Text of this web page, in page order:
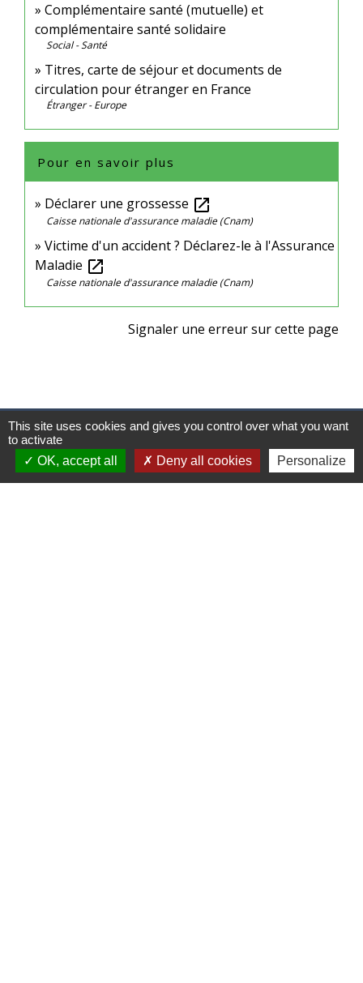
Complémentaire santé (mutuelle) et
complémentaire santé solidaire
Social - Santé
Titres, carte de séjour et documents de
circulation pour étranger en France
Étranger - Europe
Pour en savoir plus
Déclarer une grossesse open_in_new
Caisse nationale d'assurance maladie (Cnam)
Victime d'un accident ? Déclarez-le à l'Assurance
Maladie open_in_new
Caisse nationale d'assurance maladie (Cnam)
Signaler une erreur sur cette page
Mairie, horaires et contact
Commune de Beauchamps
1, rue de la Mairie
80770 Beauchamps - FRANCE
This site uses cookies and gives you control over what you want
to activate
OK, accept all
Deny all cookies Personalize